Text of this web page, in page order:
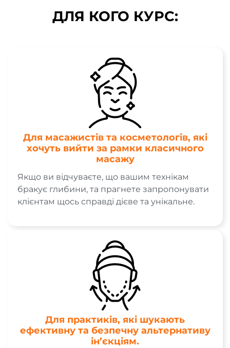
ДЛЯ КОГО КУРС:
Для масажистів та косметологів, які
хочуть вийти за рамки класичного
масажу
Якщо ви відчуваєте, що вашим технікам
бракує глибини, та прагнете запропонувати
клієнтам щось справді дієве та унікальне.
Для практиків, які шукають
ефективну та безпечну альтернативу
ін’єкціям.